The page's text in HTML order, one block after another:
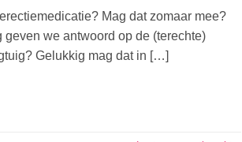
Mag dat zomaar mee?
we antwoord op de (terechte)
Gelukkig mag dat in […]